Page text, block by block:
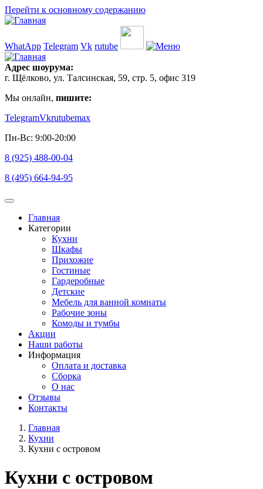
Перейти к основному содержанию
WhatApp Telegram Vk rutube
Адрес шоурума:
г. Щёлково, ул. Талсинская, 59, стр. 5, офис 319
Мы онлайн, пишите:
TelegramVkrutubemax
Пн-Вс: 9:00-20:00
8 (925) 488-00-04
8 (495) 664-94-95
Основная
Главная
Категории
Кухни
Шкафы
Прихожие
Гостиные
Гардеробные
Детские
Мебель для ванной комнаты
Рабочие зоны
Комоды и тумбы
Акции
Наши работы
Информация
Оплата и доставка
Сборка
О нас
Отзывы
Контакты
Строка
навигации
Главная
Кухни
Кухни с островом
Кухни с островом